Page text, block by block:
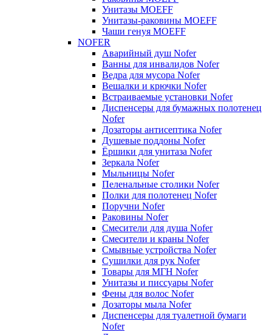
Унитазы MOEFF
Унитазы-раковины MOEFF
Чаши генуя MOEFF
NOFER
Аварийный душ Nofer
Ванны для инвалидов Nofer
Ведра для мусора Nofer
Вешалки и крючки Nofer
Встраиваемые установки Nofer
Диспенсеры для бумажных полотенец
Nofer
Дозаторы антисептика Nofer
Душевые поддоны Nofer
Ёршики для унитаза Nofer
Зеркала Nofer
Мыльницы Nofer
Пеленальные столики Nofer
Полки для полотенец Nofer
Поручни Nofer
Раковины Nofer
Смесители для душа Nofer
Смесители и краны Nofer
Смывные устройства Nofer
Сушилки для рук Nofer
Товары для МГН Nofer
Унитазы и писсуары Nofer
Фены для волос Nofer
Дозаторы мыла Nofer
Диспенсеры для туалетной бумаги
Nofer